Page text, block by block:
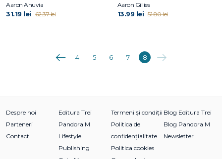
Aaron Ahuvia
31.19 lei 62.37 lei
Aaron Gillies
13.99 lei 51.80 lei
Anterioara
4 5 6 7 8 Următoarea
Despre noi
Parteneri
Contact
Editura Trei
Pandora M
Lifestyle
Publishing
Termeni și condiții
Politica de
confidențialitate
Politica cookies
Blog Editura Trei
Blog Pandora M
Newsletter